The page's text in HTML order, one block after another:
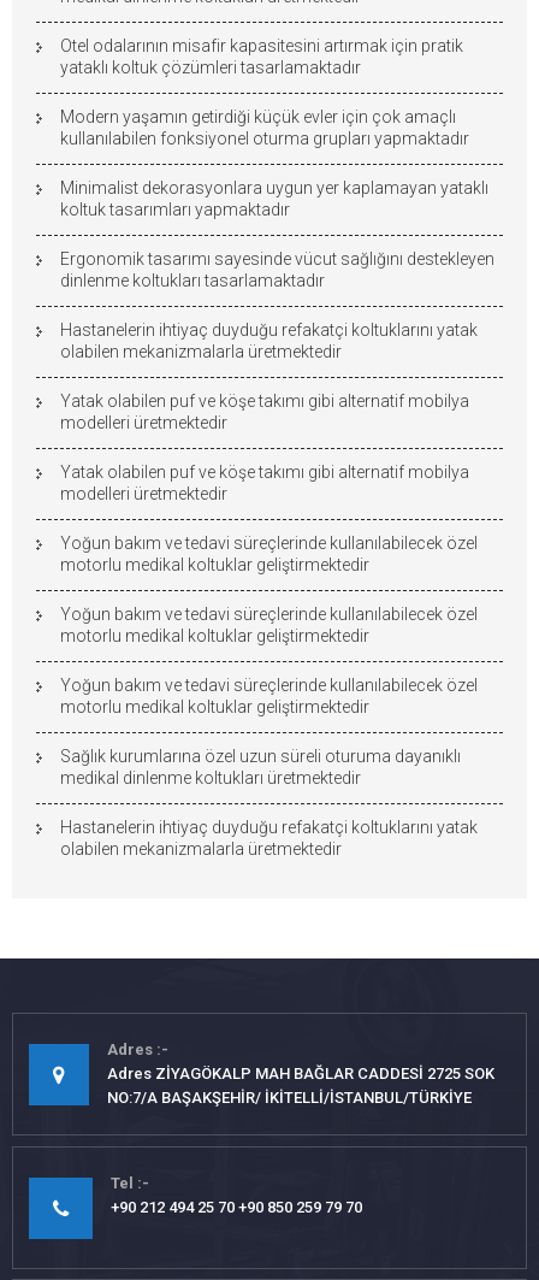
Otel odalarının misafir kapasitesini artırmak için pratik
yataklı koltuk çözümleri tasarlamaktadır
Modern yaşamın getirdiği küçük evler için çok amaçlı
kullanılabilen fonksiyonel oturma grupları yapmaktadır
Minimalist dekorasyonlara uygun yer kaplamayan yataklı
koltuk tasarımları yapmaktadır
Ergonomik tasarımı sayesinde vücut sağlığını destekleyen
dinlenme koltukları tasarlamaktadır
Hastanelerin ihtiyaç duyduğu refakatçi koltuklarını yatak
olabilen mekanizmalarla üretmektedir
Yatak olabilen puf ve köşe takımı gibi alternatif mobilya
modelleri üretmektedir
Yatak olabilen puf ve köşe takımı gibi alternatif mobilya
modelleri üretmektedir
Yoğun bakım ve tedavi süreçlerinde kullanılabilecek özel
motorlu medikal koltuklar geliştirmektedir
Yoğun bakım ve tedavi süreçlerinde kullanılabilecek özel
motorlu medikal koltuklar geliştirmektedir
Yoğun bakım ve tedavi süreçlerinde kullanılabilecek özel
motorlu medikal koltuklar geliştirmektedir
Sağlık kurumlarına özel uzun süreli oturuma dayanıklı
medikal dinlenme koltukları üretmektedir
Hastanelerin ihtiyaç duyduğu refakatçi koltuklarını yatak
olabilen mekanizmalarla üretmektedir
Adres
Adres ZİYAGÖKALP MAH BAĞLAR CADDESİ 2725 SOK
NO:7/A BAŞAKŞEHİR/ İKİTELLİ/İSTANBUL/TÜRKİYE
Tel
+90 212 494 25 70 +90 850 259 79 70